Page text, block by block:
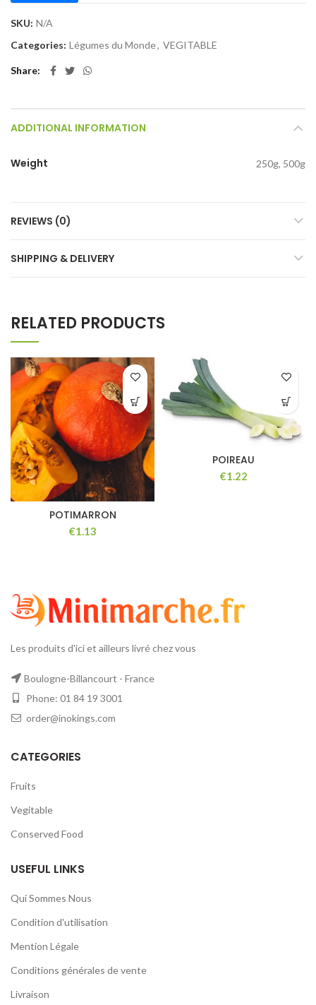
SKU: N/A
Categories: Légumes du Monde, VEGITABLE
Share
ADDITIONAL INFORMATION
Weight 250g, 500g
REVIEWS (0)
SHIPPING & DELIVERY
RELATED PRODUCTS
POTIMARRON
€
POIREAU
€
Les produits d'ici et ailleurs livré chez vous
Boulogne-Billancourt - France
Phone: 01 84 19 3001
order@inokings.com
CATEGORIES
Fruits
Vegitable
Conserved Food
USEFUL LINKS
Qui Sommes Nous
Condition d'utilisation
Mention Légale
Conditions générales de vente
Livraison